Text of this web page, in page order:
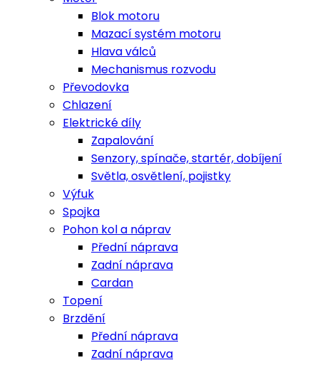
Blok motoru
Mazací systém motoru
Hlava válců
Mechanismus rozvodu
Převodovka
Chlazení
Elektrické díly
Zapalování
Senzory, spínače, startér, dobíjení
Světla, osvětlení, pojistky
Výfuk
Spojka
Pohon kol a náprav
Přední náprava
Zadní náprava
Cardan
Topení
Brzdění
Přední náprava
Zadní náprava